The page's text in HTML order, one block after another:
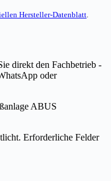
Hersteller-Datenblatt.
direkt den Fachbetrieb -
oder
ABUS
Erforderliche Felder